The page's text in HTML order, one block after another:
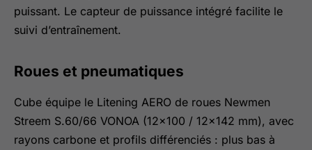
puissant. Le capteur de puissance intégré facilite le
suivi d’entraînement.
Roues et pneumatiques
Cube équipe le Litening AERO de roues Newmen
Streem S.60/66 VONOA (12×100 / 12×142 mm), avec
rayons carbone et profils différenciés : plus bas à